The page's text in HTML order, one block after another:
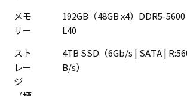
メモ
リー
192GB（48GB x4）DDR5-
L40
スト
レー
ジ
4TB SSD（6Gb/s | SATA |
B/s）